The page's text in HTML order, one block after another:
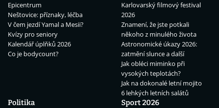
Epicentrum
Neštovice: příznaky, léčba
V čem jezdí Yamal a Mesii?
Kvízy pro seniory
Kalendář úplňků 2026
Co je bodycount?
Karlovarský filmový festival
2026
Znamení, že jste potkali
někoho z minulého života
Astronomické úkazy 2026:
zatmění slunce a další
Jak obléci miminko při
vysokých teplotách?
Jak na dokonalé letní mojito
6 lehkých letních salátů
Politika
Sport 2026